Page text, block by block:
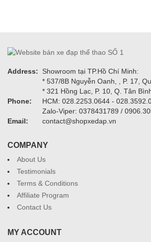
Address:
Showroom tại TP.Hồ Chí Minh:
* 537/8B Nguyễn Oanh, , P. 17,
* 321 Hồng Lạc, P. 10, Q. Tân
Phone:
HCM: 028.2253.0644 -
Zalo-Viper: 0378431789 /
Email:
contact@shopxedap.vn
COMPANY
About Us
Testimonials
Terms & Conditions
Affiliate Program
Contact Us
MY ACCOUNT